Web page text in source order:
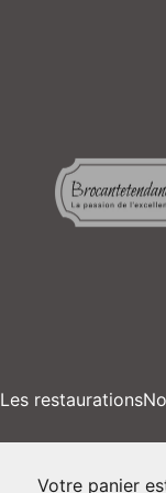
Les restaurations
Votre panier